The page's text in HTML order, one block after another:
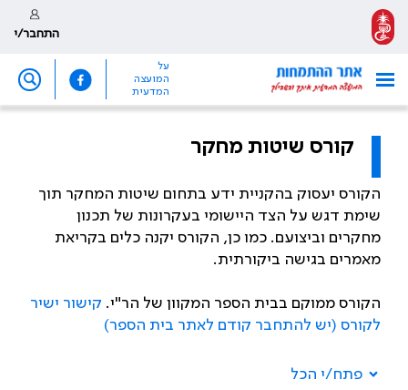
התחבר/י
על
המועצה
המדעית
קורס שיטות מחקר
הקורס יעסוק בהקניית ידע בתחום שיטות המחקר תוך
שימת דגש על הצד היישומי בעקרונות של תכנון
מחקרים וביצועם. כמו כן, הקורס יקנה כלים בקריאת
מאמרים בגישה ביקורתית.
הקורס ממוקם בבית הספר המקוון של הר"י. קישור ישיר
לקורס (יש להתחבר קודם לאתר בית הספר)
פתח/י הכל